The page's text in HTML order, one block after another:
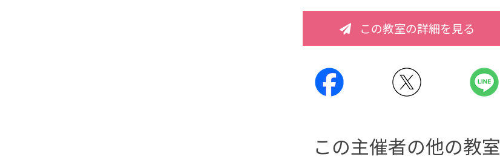
この教室の詳細を見る
この主催者の他の教室